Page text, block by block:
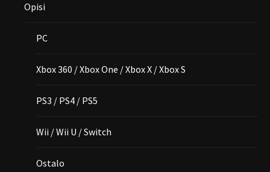
Opisi
PC
Xbox 360 / Xbox One / Xbox X / Xbox S
PS3 / PS4 / PS5
Wii / Wii U / Switch
Ostalo